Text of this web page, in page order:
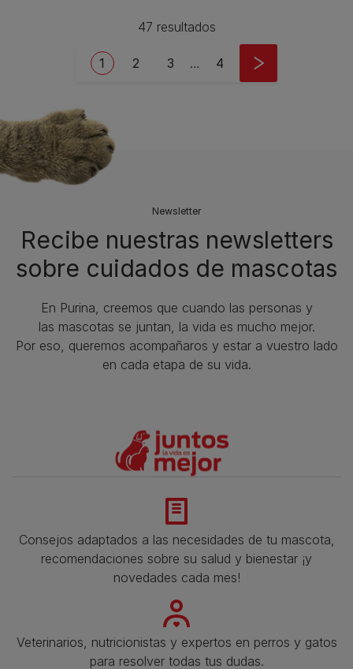
47 resultados
Current page
1 Page
2 Page
3 … Last page
4
Newsletter
Recibe nuestras newsletters
sobre cuidados de mascotas​
En Purina, creemos que cuando las personas y
las mascotas se juntan, la vida es mucho mejor.
Por eso, queremos acompañaros y estar a vuestro lado
en cada etapa de su vida.​
Consejos adaptados a las necesidades de tu mascota,
recomendaciones sobre su salud y bienestar ¡y
novedades cada mes!
Veterinarios, nutricionistas y expertos en perros y gatos
para resolver todas tus dudas.​